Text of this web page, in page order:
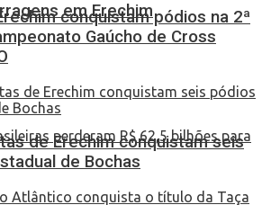
em Erechim
conquistam pódios na 2ª
Gaúcho de Cross
de Erechim conquistam seis
de Bochas